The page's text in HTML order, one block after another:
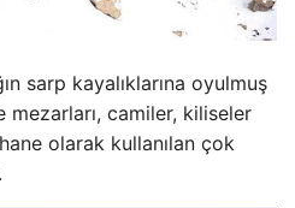
sarp kayalıklarına oyulmuş
camiler, kiliseler
olarak kullanılan çok